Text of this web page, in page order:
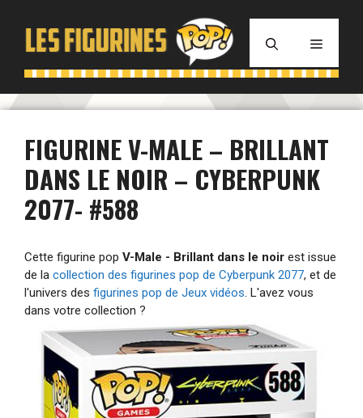
contenu
MENU
FIGURINE V-MALE – BRILLANT
DANS LE NOIR – CYBERPUNK
2077- #588
Cette figurine pop V-Male - Brillant dans le noir est issue
de la collection des figurines pop de Cyberpunk 2077, et de
l'univers des figurines pop de Jeux vidéos. L'avez vous
dans votre collection ?